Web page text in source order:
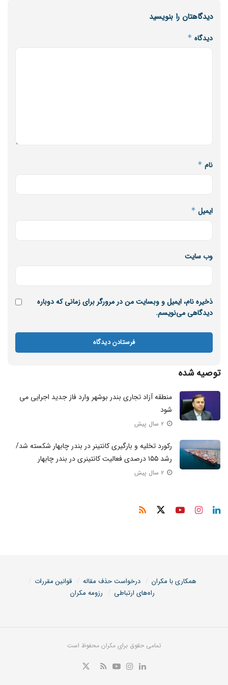
ماه در سالن هتل المپیک برگزار خواهد شد.
دیدگاهتان را بنویسید
دیدگاه *
نام *
ایمیل *
وب‌ سایت
ذخیره نام، ایمیل و وبسایت من در مرورگر برای زمانی که دوباره
دیدگاهی می‌نویسم.
توصیه شده
منطقه آزاد تجاری بندر بوشهر وارد فاز جدید اجرایی می
شود
رکورد تخلیه و بارگیری کانتینر در بندر چابهار شکسته شد/
رشد ۱۵۵ درصدی فعالیت کانتینری در بندر چابهار
همکاری با مکران درخواست حذف مقاله
قوانین مقررات
راه‌های ارتباطی
رزومه مکران
تمامی حقوق برای مکران محفوظ است